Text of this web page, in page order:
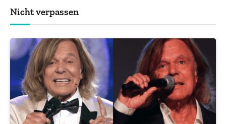
Nicht verpassen